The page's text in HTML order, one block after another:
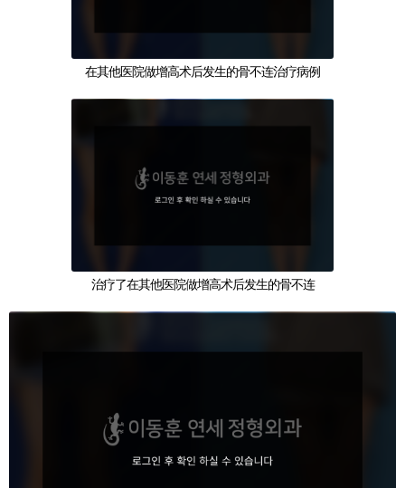
在其他医院做增高术后发生的骨不连治疗病例
治疗了在其他医院做增高术后发生的骨不连